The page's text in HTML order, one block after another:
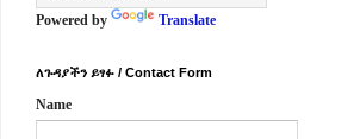
Powered by Translate
ለጉዳያችን ይፃፉ / Contact Form
Name